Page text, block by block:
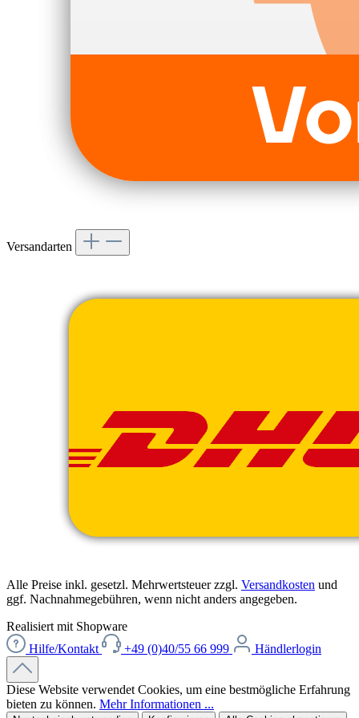
Versandarten
Alle Preise inkl. gesetzl. Mehrwertsteuer zzgl. Versandkosten und
ggf. Nachnahmegebühren, wenn nicht anders angegeben.
Realisiert mit Shopware
Hilfe/Kontakt
+49 (0)40/55 66 999 Händlerlogin
Diese Website verwendet Cookies, um eine bestmögliche Erfahrung
bieten zu können. Mehr Informationen ...